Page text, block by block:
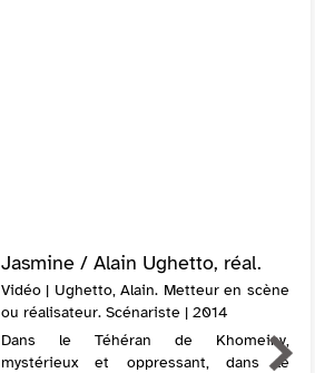
Jasmine / Alain Ughetto, réal.
Vidéo | Ughetto, Alain. Metteur en scène
ou réalisateur. Scénariste | 2014
Dans le Téhéran de Khomeiny,
mystérieux et oppressant, dans le